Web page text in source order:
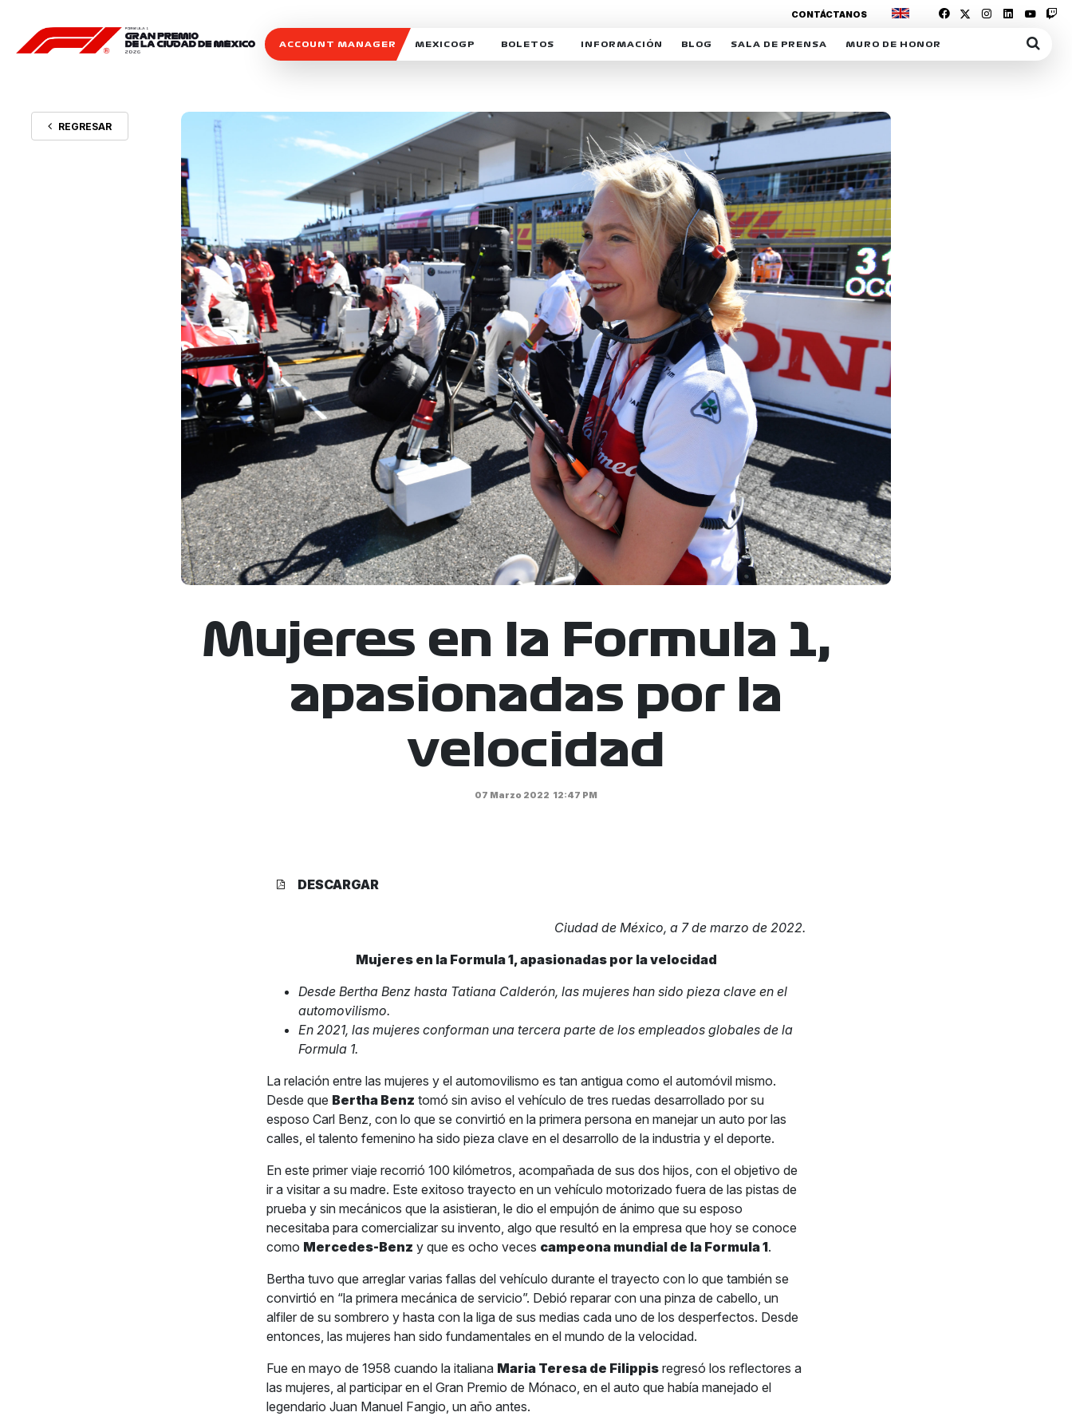
ACCOUNT MANAGER MEXICOGP
SOSTENIBILIDAD
BOLETOS INFORMACIÓN
DERECHO DE PRIMERA OPCIÓN
REFORESTEMOS JUNTOS
MOTORSPORT ACADEMY
VOLUNTARIOS
EXPOSICIÓN FOTOGRÁFICA
CAMPEONATO
PATROCINADORES
LEGALES TICKETMASTER
BLOG
MEXICOGP
INTERACTIVOS
SALA DE PRENSA
ACREDITACIONES
MURO DE HONOR
CONTÁCTANOS
REGRESAR
Mujeres en la Formula 1,
apasionadas por la
velocidad
07 Marzo 2022 12:47 PM
DESCARGAR
Ciudad de México, a 7 de marzo de 2022.
Mujeres en la Formula 1, apasionadas por la velocidad
Desde Bertha Benz hasta Tatiana Calderón, las mujeres han sido pieza clave en el
automovilismo.
En 2021, las mujeres conforman una tercera parte de los empleados globales de la
Formula 1.
La relación entre las mujeres y el automovilismo es tan antigua como el automóvil mismo.
Desde que Bertha Benz tomó sin aviso el vehículo de tres ruedas desarrollado por su
esposo Carl Benz, con lo que se convirtió en la primera persona en manejar un auto por las
calles, el talento femenino ha sido pieza clave en el desarrollo de la industria y el deporte.
En este primer viaje recorrió 100 kilómetros, acompañada de sus dos hijos, con el objetivo de
ir a visitar a su madre. Este exitoso trayecto en un vehículo motorizado fuera de las pistas de
prueba y sin mecánicos que la asistieran, le dio el empujón de ánimo que su esposo
necesitaba para comercializar su invento, algo que resultó en la empresa que hoy se conoce
como Mercedes-Benz y que es ocho veces campeona mundial de la Formula 1.
Bertha tuvo que arreglar varias fallas del vehículo durante el trayecto con lo que también se
convirtió en “la primera mecánica de servicio”. Debió reparar con una pinza de cabello, un
alfiler de su sombrero y hasta con la liga de sus medias cada uno de los desperfectos. Desde
entonces, las mujeres han sido fundamentales en el mundo de la velocidad.
Fue en mayo de 1958 cuando la italiana Maria Teresa de Filippisregresó los reflectores a
las mujeres, al participar en el Gran Premio de Mónaco, en el auto que había manejado el
legendario Juan Manuel Fangio, un año antes.